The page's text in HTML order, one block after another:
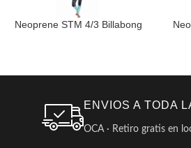
Neoprene STM 4/3 Billabong
ENVIOS A TODA
OCA · Retiro gratis en